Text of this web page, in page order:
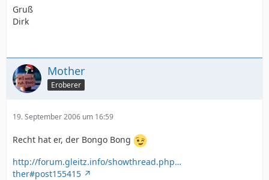
Gruß
Dirk
Mother
Eroberer
19. September 2006 um 16:59
Recht hat er, der Bongo Bong
http://forum.gleitz.info/showthread.php…
ther#post155415